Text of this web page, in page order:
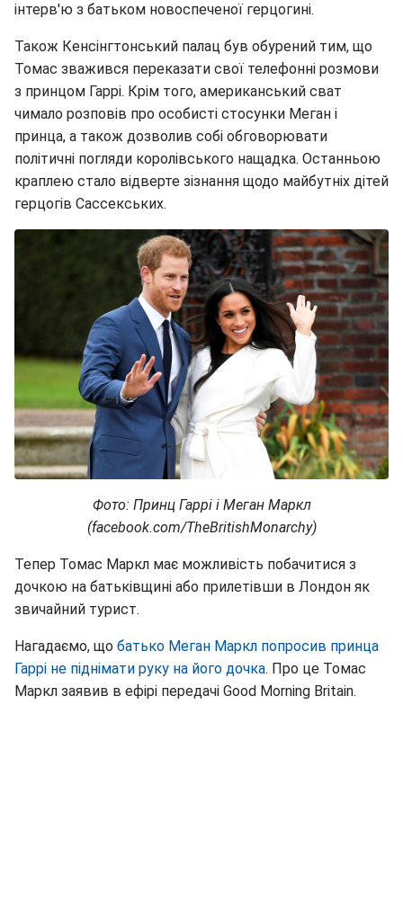
інтерв'ю з батьком новоспеченої герцогині.
Також Кенсінгтонський палац був обурений тим, що
Томас зважився переказати свої телефонні розмови
з принцом Гаррі. Крім того, американський сват
чимало розповів про особисті стосунки Меган і
принца, а також дозволив собі обговорювати
політичні погляди королівського нащадка. Останньою
краплею стало відверте зізнання щодо майбутніх дітей
герцогів Сассекських.
Фото: Принц Гаррі і Меган Маркл
(facebook.com/TheBritishMonarchy)
Тепер Томас Маркл має можливість побачитися з
дочкою на батьківщині або прилетівши в Лондон як
звичайний турист.
Нагадаємо, що батько Меган Маркл попросив принца
Гаррі не піднімати руку на його дочка. Про це Томас
Маркл заявив в ефірі передачі Good Morning Britain.